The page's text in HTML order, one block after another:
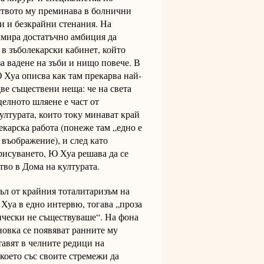
му преминава в болнични
и безкрайни стенания. На
достатъчно амбиция да
зъболекарски кабинет, който
вадене на зъби и нищо повече. В
описва как там прекарва най-
съществени неща: че на света
шляене е част от
които току минават край
работа (понеже там „едно е
и след като
Ю Хуа решава да се
в Дома на културата.
от крайния тоталитаризъм на
в едно интервю, тогава „проза
не съществуваше“. На фона
се появяват ранните му
в челните редици на
със своите стремежи да